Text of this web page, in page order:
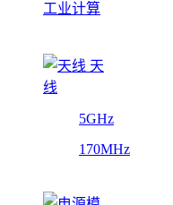
工业计算
天
线
5GHz
170MHz